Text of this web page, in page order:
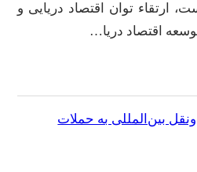
ارتقاء توان اقتصاد دریایی و
اقتصاد دریا…